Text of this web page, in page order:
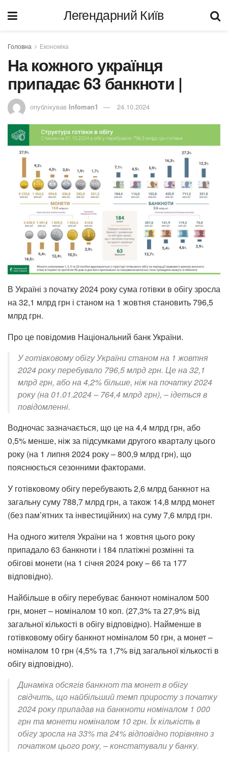
Легендарний Київ
Головна Економіка
На кожного українця
припадає 63 банкноти |
опублікував Infoman1 24.10.2024
В Україні з початку 2024 року сума готівки в обігу зросла
на 32,1 млрд грн і станом на 1 жовтня становить 796,5
млрд грн.
Про це повідомив Національний банк України.
У готівковому обігу України станом на 1 жовтня
2024 року перебувало 796,5 млрд грн. Це на 32,1
млрд грн, або на 4,2% більше, ніж на початку 2024
року (на 01.01.2024 – 764,4 млрд грн), – ідеться в
повідомленні.
Водночас зазначається, що це на 4,4 млрд грн, або
0,5% менше, ніж за підсумками другого кварталу цього
року (на 1 липня 2024 року – 800,9 млрд грн), що
пояснюється сезонними факторами.
У готівковому обігу перебувають 2,6 млрд банкнот на
загальну суму 788,7 млрд грн, а також 14,8 млрд монет
(без пам’ятних та інвестиційних) на суму 7,6 млрд грн.
На одного жителя України на 1 жовтня цього року
припадало 63 банкноти і 184 платіжні розмінні та
обігові монети (на 1 січня 2024 року – 66 та 177
відповідно).
Найбільше в обігу перебуває банкнот номіналом 500
грн, монет – номіналом 10 коп. (27,3% та 27,9% від
загальної кількості в обігу відповідно). Найменше в
готівковому обігу банкнот номіналом 50 грн, а монет –
номіналом 10 грн (4,5% та 1,7% від загальної кількості в
обігу відповідно).
Динаміка обсягів банкнот та монет в обігу
свідчить, що найбільший темп приросту з початку
2024 року припадав на банкноти номіналом 1 000
грн та монети номіналом 10 грн. Їх кількість в
обігу зросла на 33% та 24% відповідно порівняно з
початком цього року, – констатували у банку.